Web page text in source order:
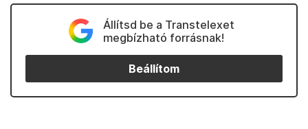
Állítsd be a Transtelexet
megbízható forrásnak!
Beállítom